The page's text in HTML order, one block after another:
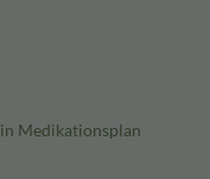
Medikationsplan